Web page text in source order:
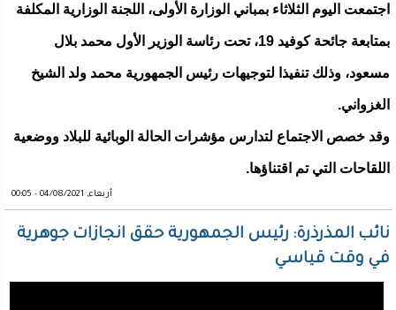
اجتمعت اليوم الثلاثاء بمباني الوزارة الأولى، اللجنة الوزارية المكلفة
بمتابعة جائحة كوفيد 19، تحت رئاسة الوزير الأول محمد بلال
مسعود، وذلك تنفيذا لتوجيهات رئيس الجمهورية محمد ولد الشيخ
الغزواني.
وقد خصص الاجتماع لتدارس مؤشرات الحالة الوبائية للبلاد ووضعية
اللقاحات التي تم اقتناؤها.
أربعاء, 04/08/2021 - 00:05
نائب المذرذرة: رئيس الجمهورية حقق انجازات جوهرية
في وقت قياسي